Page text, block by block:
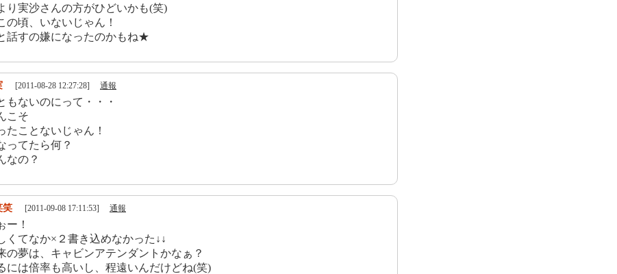
り実沙さんの方がひどいかも(笑)
の頃、いないじゃん！
話すの嫌になったのかもね★
[2011-08-28 12:27:28] 通報
もないのにって・・・
こそ
たことないじゃん！
ってたら何？
なの？
笑 [2011-09-08 17:11:53] 通報
ー！
くてなか×２書き込めなかった↓↓
の夢は、キャビンアテンダントかなぁ？
には倍率も高いし、程遠いんだけどね(笑)